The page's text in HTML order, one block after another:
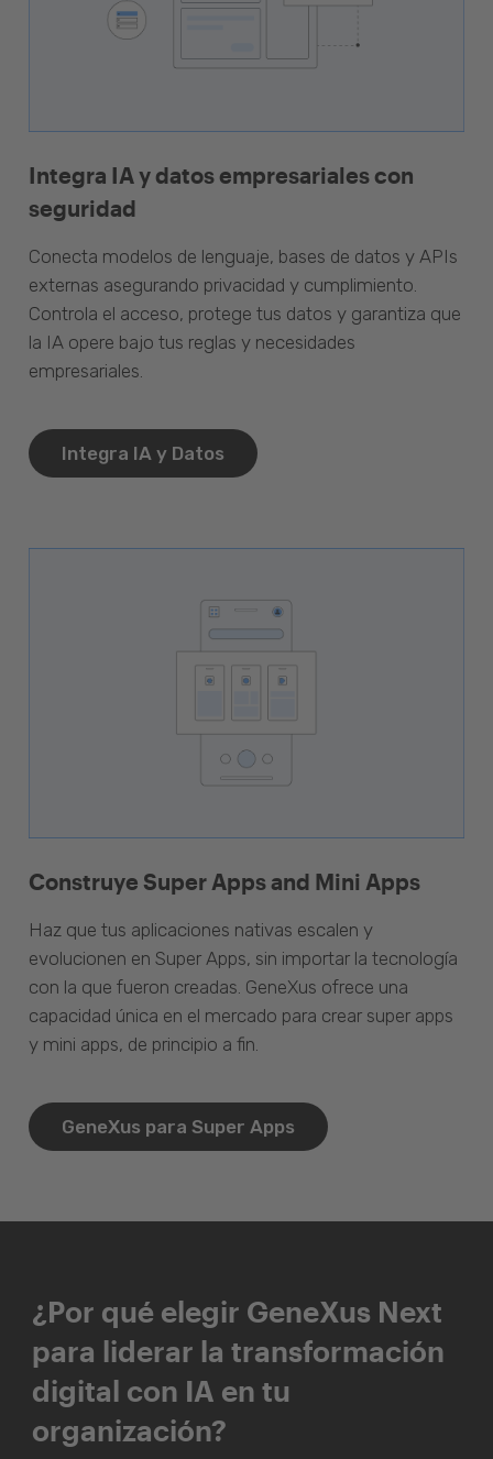
Integra IA y datos empresariales con
seguridad
Conecta modelos de lenguaje, bases de datos y APIs
externas asegurando privacidad y cumplimiento.
Controla el acceso, protege tus datos y garantiza que
la IA opere bajo tus reglas y necesidades
empresariales.
Integra IA y Datos
Construye Super Apps and Mini Apps
Haz que tus aplicaciones nativas escalen y
evolucionen en Super Apps, sin importar la tecnología
con la que fueron creadas. GeneXus ofrece una
capacidad única en el mercado para crear super apps
y mini apps, de principio a fin.
GeneXus para Super Apps
¿Por qué elegir GeneXus Next
para liderar la transformación
digital con IA en tu
organización?